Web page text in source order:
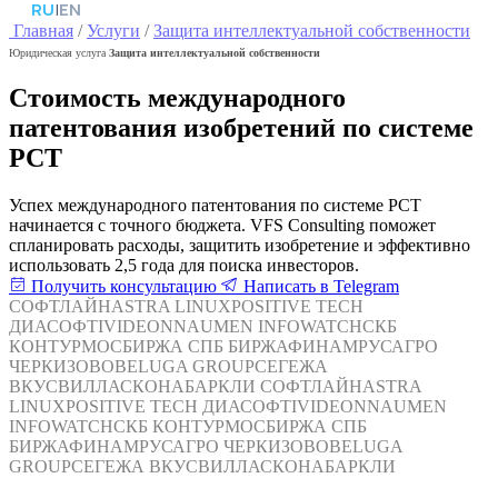
RU|EN
Главная /Услуги /Защита интеллектуальной собственности
Юридическая услуга Защита интеллектуальной собственности
Стоимость международного
патентования изобретений по системе
PCT
Успех международного патентования по системе PCT
начинается с точного бюджета. VFS Consulting поможет
спланировать расходы, защитить изобретение и эффективно
использовать 2,5 года для поиска инвесторов.
Получить консультацию
Написать в Telegram
СОФТЛАЙНASTRA LINUXPOSITIVE TECH
ДИАСОФТIVIDEONNAUMEN INFOWATCHСКБ
КОНТУРМОСБИРЖА СПБ БИРЖАФИНАМРУСАГРО
ЧЕРКИЗОВОBELUGA GROUPСЕГЕЖА
ВКУСВИЛЛАСКОНАБАРКЛИ СОФТЛАЙНASTRA
LINUXPOSITIVE TECH ДИАСОФТIVIDEONNAUMEN
INFOWATCHСКБ КОНТУРМОСБИРЖА СПБ
БИРЖАФИНАМРУСАГРО ЧЕРКИЗОВОBELUGA
GROUPСЕГЕЖА ВКУСВИЛЛАСКОНАБАРКЛИ